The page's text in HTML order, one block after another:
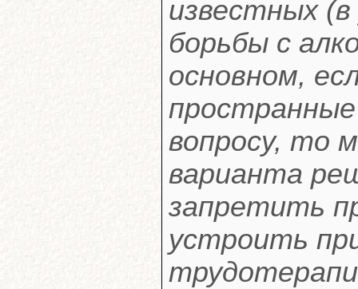
известных
борьбы с
основном,
вопросу, то
варианта
запретить
устроить